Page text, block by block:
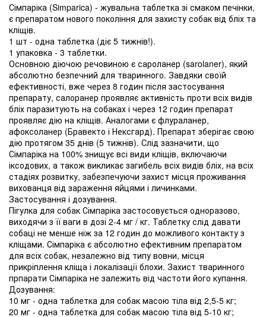
Сімпаріка (Simparica) - жувальна таблетка зі смаком печінки,
є препаратом нового покоління для захисту собак від бліх та
кліщів.
1 шт - одна таблетка (діє 5 тижнів!).
1 упаковка - 3 таблетки.
Основною діючою речовиною є сароланер (sarolaner), який
абсолютно безпечний для тваринного. Завдяки своїй
ефективності, вже через 8 годин після застосування
препарату, салоранер проявляє активність проти всіх видів
бліх паразитують на собаках і через 12 годин препарат
проявляє дію на кліщів. Аналогами є флураланер,
афоксоланер (Бравекто і Нексгард). Препарат зберігає свою
дію протягом 35 днів (5 тижнів). Слід зазначити, що
Сімпаріка на 100% знищує всі види кліщів, включаючи
іксодових, а також викликає загибель всіх видів бліх, на всіх
стадіях розвитку, забезпечуючи захист місця проживання
вихованця від зараження яйцями і личинками.
Застосування і дозування.
Пігулка для собак Сімпаріка застосовується одноразово,
виходячи з її ваги в дозі 2-4 мг / кг. Таблетку слід давати
собаці не менше ніж за 12 годин до можливого контакту з
кліщами. Сімпаріка є абсолютно ефективним препаратом
для всіх собак, незалежно від типу вовни, місця
прикріплення кліща і локалізації блохи. Захист тваринного
прпарати Сімпаріка не залежить від частоти його купання.
Дозування:
10 мг - одна таблетка для собак масою тіла від 2,5-5 кг;
20 мг - одна таблетка для собак масою тіла від 5-10 кг;